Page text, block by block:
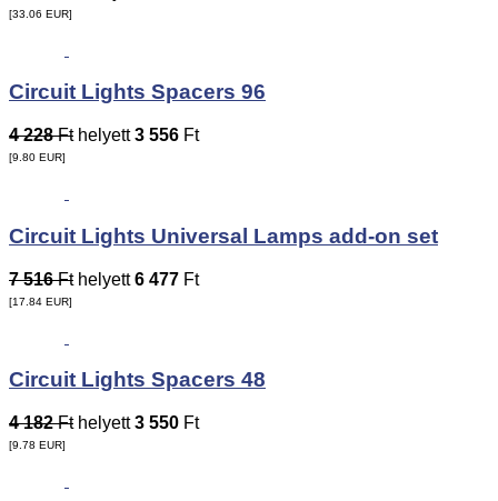
[33.06 EUR]
Circuit Lights Spacers 96
4 228 Fthelyett3 556 Ft
[9.80 EUR]
Circuit Lights Universal Lamps add-on set
7 516 Fthelyett6 477 Ft
[17.84 EUR]
Circuit Lights Spacers 48
4 182 Fthelyett3 550 Ft
[9.78 EUR]